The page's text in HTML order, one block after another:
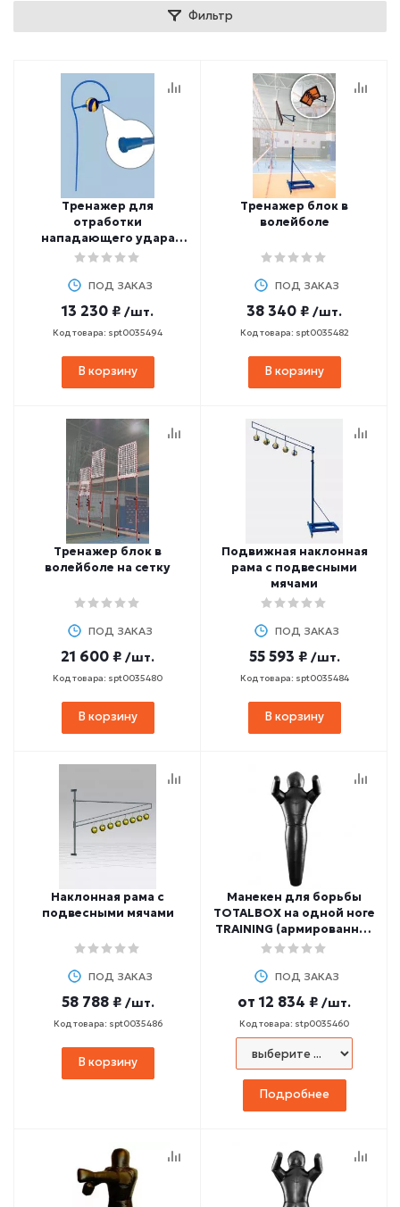
Фильтр
Тренажер для
отработки
нападающего удара
(ручной)
ПОД ЗАКАЗ
13 230 ₽ /шт.
Код товара: spt0035494
В корзину
Тренажер блок в
волейболе
ПОД ЗАКАЗ
38 340 ₽ /шт.
Код товара: spt0035482
В корзину
Тренажер блок в
волейболе на сетку
ПОД ЗАКАЗ
21 600 ₽ /шт.
Код товара: spt0035480
В корзину
Подвижная наклонная
рама с подвесными
мячами
ПОД ЗАКАЗ
55 593 ₽ /шт.
Код товара: spt0035484
В корзину
Наклонная рама с
подвесными мячами
ПОД ЗАКАЗ
58 788 ₽ /шт.
Код товара: spt0035486
В корзину
Манекен для борьбы
TOTALBOX на одной ноге
TRAINING (армированная
ткань ПВХ) МБТ 1
ПОД ЗАКАЗ
от 12 834 ₽ /шт.
Код товара: stp0035460
Подробнее